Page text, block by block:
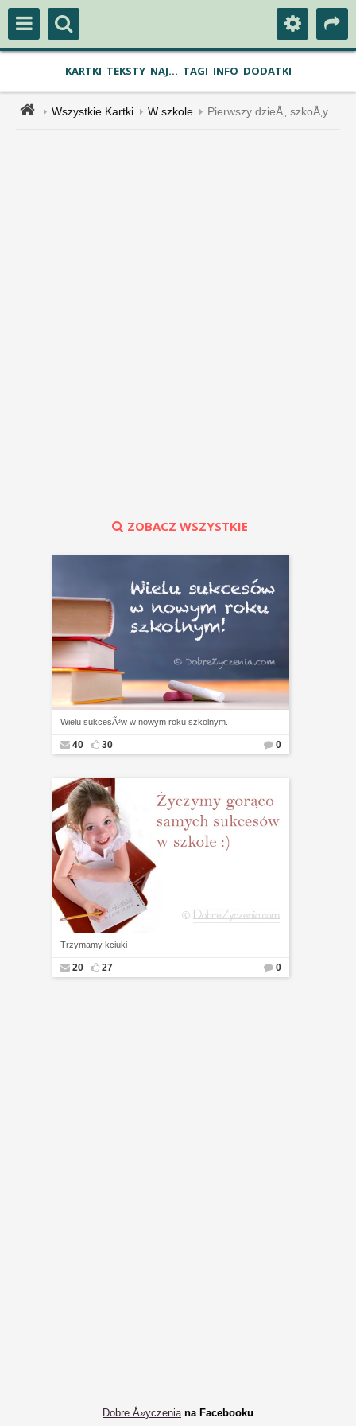
KARTKI TEKSTY NAJ... TAGI INFO DODATKI
Wszystkie Kartki W szkole Pierwszy dzieÅ„ szkoÅ‚y
ZOBACZ WSZYSTKIE
Wielu sukcesÃ³w w nowym roku szkolnym.
40 30 0
Trzymamy kciuki
20 27 0
Dobre Å»yczeniana Facebooku